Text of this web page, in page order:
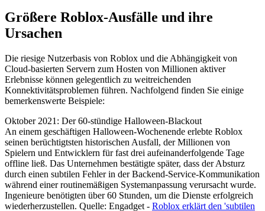
Größere Roblox-Ausfälle und ihre
Ursachen
Die riesige Nutzerbasis von Roblox und die Abhängigkeit von
Cloud-basierten Servern zum Hosten von Millionen aktiver
Erlebnisse können gelegentlich zu weitreichenden
Konnektivitätsproblemen führen. Nachfolgend finden Sie einige
bemerkenswerte Beispiele:
Oktober 2021: Der 60-stündige Halloween-Blackout
An einem geschäftigen Halloween-Wochenende erlebte Roblox
seinen berüchtigtsten historischen Ausfall, der Millionen von
Spielern und Entwicklern für fast drei aufeinanderfolgende Tage
offline ließ. Das Unternehmen bestätigte später, dass der Absturz
durch einen subtilen Fehler in der Backend-Service-Kommunikation
während einer routinemäßigen Systemanpassung verursacht wurde.
Ingenieure benötigten über 60 Stunden, um die Dienste erfolgreich
wiederherzustellen. Quelle: Engadget - Roblox erklärt den 'subtilen